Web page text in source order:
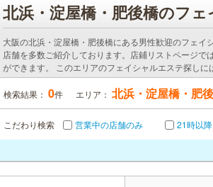
北浜・淀屋橋・肥後橋のフ
大阪の北浜・淀屋橋・肥後橋にある男性歓迎のフェ
店舗を多数ご紹介しております。店鋪リストページ
ができます。 このエリアのフェイシャルエステ探しに
検索結果： 0件 エリア： 北浜・淀屋橋・肥
こだわり検索 営業中の店舗のみ 21時以